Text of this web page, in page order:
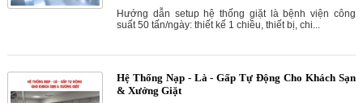
Hướng dẫn setup hệ thống giặt là bệnh viện công
suất 50 tấn/ngày: thiết kế 1 chiều, thiết bị, chi...
Hệ Thống Nạp - Là - Gấp Tự Động Cho Khách Sạn
& Xưởng Giặt